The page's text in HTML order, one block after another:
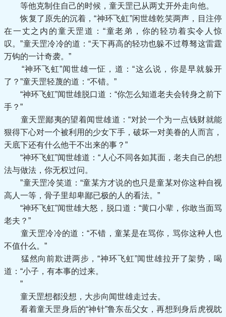
等他克制住自己的时候，童天罡已从两丈开外走向他。
恢复了原先的沉着，“神环飞虹”闲世雄乾笑两声，目注停
在一丈之内的童天罡道：“童老弟，你的轻功着实令人惊
叹。”童天罡冷冷的道：“天下再高的轻功也躲不过尊驽这雷霆
万钩的一计奇袭。”
“神环飞虹”闻世雄一怔，道：“这么说，你是早就躲开
了？”童天罡轻蔑的道：“不错。”
“神环飞虹”闻世雄脱口道：“你怎么知道老夫会转身之前下
手？”
童天罡鄙夷的望着闻世雄道：“对於一个为一点钱财就能
狠得下心对一个被利用的少女下手，破坏一对美眷的人而言，
天底下还有什么他干不出来的事？”
“神环飞虹”闻世雄道：“人心不同各如其面，老夫自己的想
法与做法，你无权过问。
”童天罡冷笑道：“童某方才说的也只是童某对你这种自视
高人一等，骨子里却卑鄙已极的人的看法。”
“神环飞虹”闻世雄大怒，脱口道：“黄口小辈，你敢当面骂
老夫？”
童天罡冷冷的道：“不错，童某是在骂你，骂你这种人也
不值什么。”
猛然向前欺进两步，“神环飞虹”闻世雄拉开了架势，喝
道：“小子，有本事的过来。
”
童天罡想都没想，大步向闻世雄走过去。
看着童天罡身后的“神针”鲁东岳父女，再想到身后虎视眈